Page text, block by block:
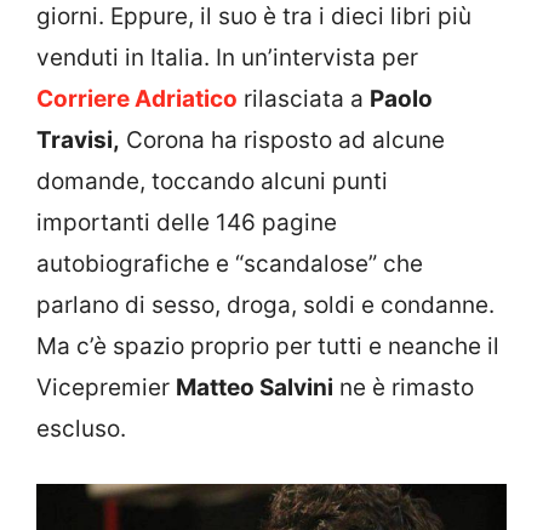
giorni. Eppure, il suo è tra i dieci libri più
venduti in Italia. In un’intervista per
Corriere Adriatico rilasciata a Paolo
Travisi, Corona ha risposto ad alcune
domande, toccando alcuni punti
importanti delle 146 pagine
autobiografiche e “scandalose” che
parlano di sesso, droga, soldi e condanne.
Ma c’è spazio proprio per tutti e neanche il
Vicepremier Matteo Salvini ne è rimasto
escluso.